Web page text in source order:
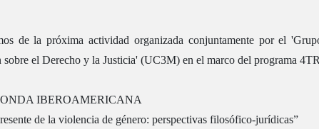
de la próxima actividad organizada conjuntamente por el
sobre el Derecho y la Justicia' (UC3M) en el marco del programa
IBEROAMERICANA
de la violencia de género: perspectivas filosófico-jurídicas”